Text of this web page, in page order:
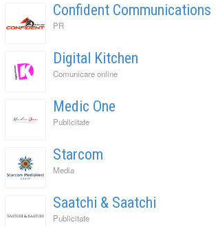
Confident Communications
PR
Digital Kitchen
Comunicare online
Medic One
Publicitate
Starcom
Media
Saatchi & Saatchi
Publicitate